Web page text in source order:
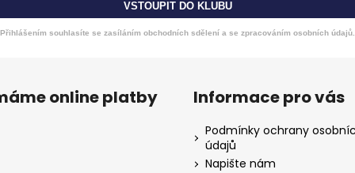
VSTOUPIT DO KLUBU
Přihlášením souhlasíte se zasíláním obchodních sdělení a se zpracováním osobních údajů.
online platby Informace pro vás
Podmínky ochrany
údajů
Napište nám